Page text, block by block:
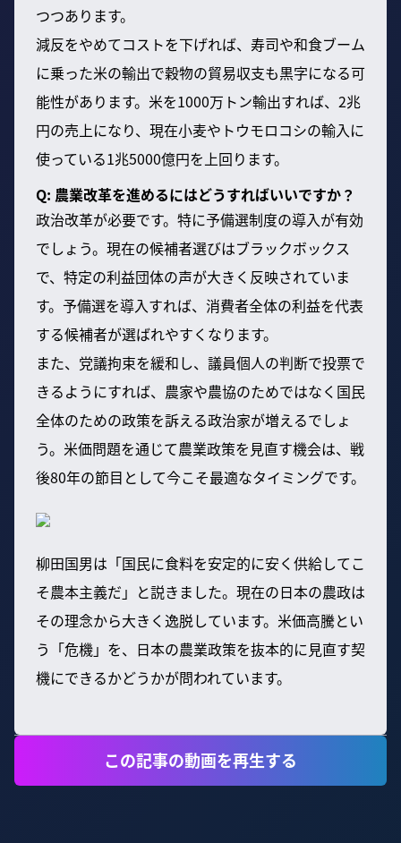
つつあります。
減反をやめてコストを下げれば、寿司や和食ブーム
に乗った米の輸出で穀物の貿易収支も黒字になる可
能性があります。米を1000万トン輸出すれば、2兆
円の売上になり、現在小麦やトウモロコシの輸入に
使っている1兆5000億円を上回ります。
Q: 農業改革を進めるにはどうすればいいですか？
政治改革が必要です。特に予備選制度の導入が有効
でしょう。現在の候補者選びはブラックボックス
で、特定の利益団体の声が大きく反映されていま
す。予備選を導入すれば、消費者全体の利益を代表
する候補者が選ばれやすくなります。
また、党議拘束を緩和し、議員個人の判断で投票で
きるようにすれば、農家や農協のためではなく国民
全体のための政策を訴える政治家が増えるでしょ
う。米価問題を通じて農業政策を見直す機会は、戦
後80年の節目として今こそ最適なタイミングです。
柳田国男は「国民に食料を安定的に安く供給してこ
そ農本主義だ」と説きました。現在の日本の農政は
その理念から大きく逸脱しています。米価高騰とい
う「危機」を、日本の農業政策を抜本的に見直す契
機にできるかどうかが問われています。
この記事の動画を再生する